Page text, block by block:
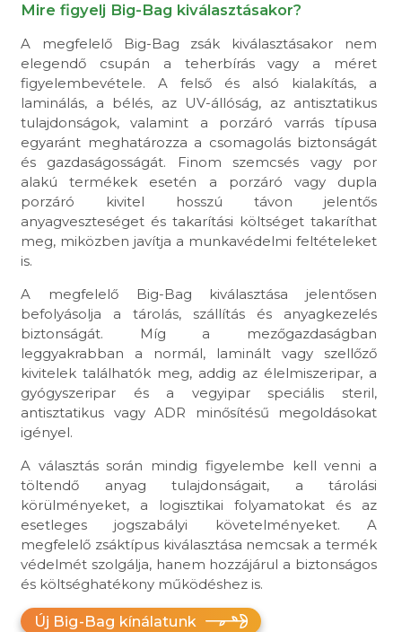
Mire figyelj Big-Bag kiválasztásakor?
A megfelelő Big-Bag zsák kiválasztásakor nem
elegendő csupán a teherbírás vagy a méret
figyelembevétele. A felső és alsó kialakítás, a
laminálás, a bélés, az UV-állóság, az antisztatikus
tulajdonságok, valamint a porzáró varrás típusa
egyaránt meghatározza a csomagolás biztonságát
és gazdaságosságát. Finom szemcsés vagy por
alakú termékek esetén a porzáró vagy dupla
porzáró kivitel hosszú távon jelentős
anyagveszteséget és takarítási költséget takaríthat
meg, miközben javítja a munkavédelmi feltételeket
is.
A megfelelő Big-Bag kiválasztása jelentősen
befolyásolja a tárolás, szállítás és anyagkezelés
biztonságát. Míg a mezőgazdaságban
leggyakrabban a normál, laminált vagy szellőző
kivitelek találhatók meg, addig az élelmiszeripar, a
gyógyszeripar és a vegyipar speciális steril,
antisztatikus vagy ADR minősítésű megoldásokat
igényel.
A választás során mindig figyelembe kell venni a
töltendő anyag tulajdonságait, a tárolási
körülményeket, a logisztikai folyamatokat és az
esetleges jogszabályi követelményeket. A
megfelelő zsáktípus kiválasztása nemcsak a termék
védelmét szolgálja, hanem hozzájárul a biztonságos
és költséghatékony működéshez is.
Új Big-Bag kínálatunk